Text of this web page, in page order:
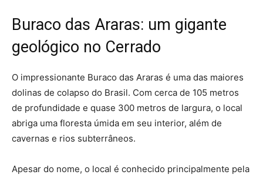
Buraco das Araras: um gigante
geológico no Cerrado
O impressionante Buraco das Araras é uma das maiores
dolinas de colapso do Brasil. Com cerca de 105 metros
de profundidade e quase 300 metros de largura, o local
abriga uma floresta úmida em seu interior, além de
cavernas e rios subterrâneos.
Apesar do nome, o local é conhecido principalmente pela